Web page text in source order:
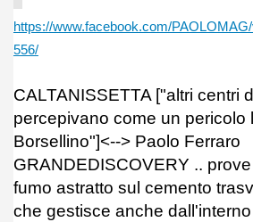
https://www.facebook.com/
556/
CALTANISSETTA ["altri centri
percepivano come un pericolo
Borsellino"]<--> Paolo Ferraro
GRANDEDISCOVERY ..
fumo astratto sul cemento
che gestisce anche